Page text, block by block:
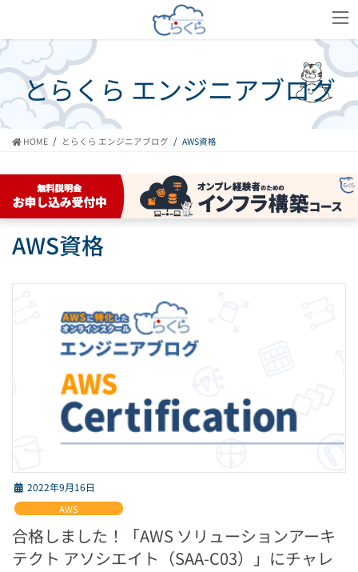
テ
ン
ツ
ス
キ
ゲ
ー
シ
ン
に
とらくら エンジニアブログ
HOME とらくら エンジニアブログ AWS資格
AWS資格
2022年9月16日
AWS
合格しました！「AWS ソリューションアーキ
テクト アソシエイト（SAA-C03）」にチャレ